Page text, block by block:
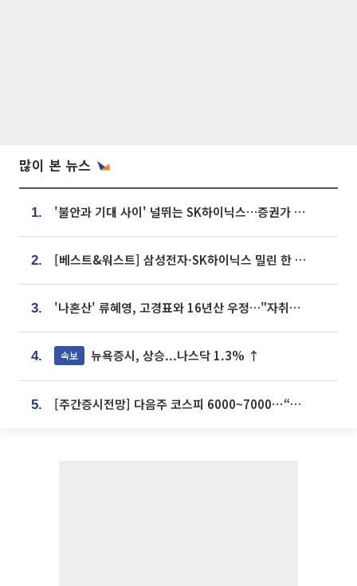
많이 본 뉴스
1. '불안과 기대 사이' 널뛰는 SK하이닉스…증권가 "HBM4·LTA 기반 펀터멘털 견고"
2. [베스트&워스트] 삼성전자·SK하이닉스 밀린 한 주…상상인증권은 85% 급등
3. '나혼산' 류혜영, 고경표와 16년산 우정…"자취방서 부모님과 마주쳐"
4. 속보 뉴욕증시, 상승...나스닥 1.3% ↑
5. [주간증시전망] 다음주 코스피 6000~7000⋯“外人 수급은 정책이 변수”